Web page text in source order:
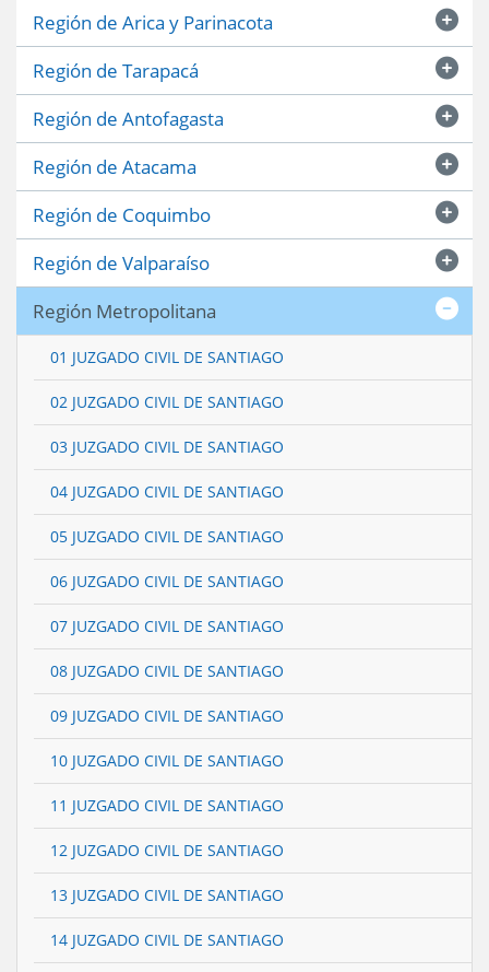
Región de Arica y Parinacota
Región de Tarapacá
Región de Antofagasta
Región de Atacama
Región de Coquimbo
Región de Valparaíso
Región Metropolitana
01 JUZGADO CIVIL DE SANTIAGO
02 JUZGADO CIVIL DE SANTIAGO
03 JUZGADO CIVIL DE SANTIAGO
04 JUZGADO CIVIL DE SANTIAGO
05 JUZGADO CIVIL DE SANTIAGO
06 JUZGADO CIVIL DE SANTIAGO
07 JUZGADO CIVIL DE SANTIAGO
08 JUZGADO CIVIL DE SANTIAGO
09 JUZGADO CIVIL DE SANTIAGO
10 JUZGADO CIVIL DE SANTIAGO
11 JUZGADO CIVIL DE SANTIAGO
12 JUZGADO CIVIL DE SANTIAGO
13 JUZGADO CIVIL DE SANTIAGO
14 JUZGADO CIVIL DE SANTIAGO